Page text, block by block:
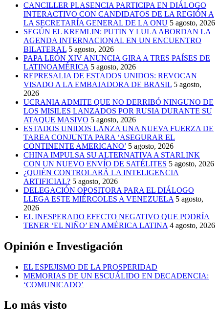
CANCILLER PLASENCIA PARTICIPA EN DIÁLOGO
INTERACTIVO CON CANDIDATOS DE LA REGIÓN A
LA SECRETARÍA GENERAL DE LA ONU 5 agosto, 2026
SEGÚN EL KREMLIN: PUTIN Y LULA ABORDAN LA
AGENDA INTERNACIONAL EN UN ENCUENTRO
BILATERAL 5 agosto, 2026
PAPA LEÓN XIV ANUNCIA GIRA A TRES PAÍSES DE
LATINOAMÉRICA 5 agosto, 2026
REPRESALIA DE ESTADOS UNIDOS: REVOCAN
VISADO A LA EMBAJADORA DE BRASIL 5 agosto,
2026
UCRANIA ADMITE QUE NO DERRIBÓ NINGUNO DE
LOS MISILES LANZADOS POR RUSIA DURANTE SU
ATAQUE MASIVO 5 agosto, 2026
ESTADOS UNIDOS LANZA UNA NUEVA FUERZA DE
TAREA CONJUNTA PARA ‘ASEGURAR EL
CONTINENTE AMERICANO’ 5 agosto, 2026
CHINA IMPULSA SU ALTERNATIVA A STARLINK
CON UN NUEVO ENVÍO DE SATÉLITES 5 agosto, 2026
¿QUIÉN CONTROLARÁ LA INTELIGENCIA
ARTIFICIAL? 5 agosto, 2026
DELEGACIÓN OPOSITORA PARA EL DIÁLOGO
LLEGA ESTE MIÉRCOLES A VENEZUELA 5 agosto,
2026
EL INESPERADO EFECTO NEGATIVO QUE PODRÍA
TENER ‘EL NIÑO’ EN AMÉRICA LATINA 4 agosto, 2026
Opinión e Investigación
EL ESPEJISMO DE LA PROSPERIDAD
MEMORIAS DE UN ESCUÁLIDO EN DECADENCIA:
‘COMUNICADO’
Lo más visto